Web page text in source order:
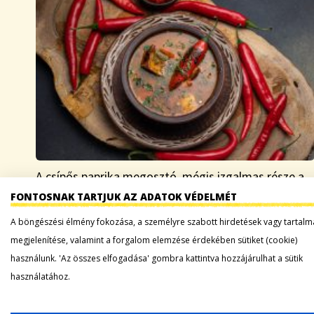
A csípős paprika megosztó, mégis izgalmas része a
gasztronómiának. Van, aki messziről elkerüli, más
pedig nem tud betelni vele. De vajon miért olyan
különleges az a csípős ízélmény, amit egy-egy…
FONTOSNAK TARTJUK AZ ADATOK VÉDELMÉT
A böngészési élmény fokozása, a személyre szabott hirdetések vagy
megjelenítése, valamint a forgalom elemzése érdekében sütiket (cookie)
használunk. 'Az összes elfogadása' gombra kattintva hozzájárulhat a sütik
használatához.